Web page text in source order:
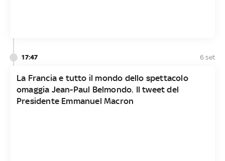
17:47 6 set
La Francia e tutto il mondo dello spettacolo
omaggia Jean-Paul Belmondo. Il tweet del
Presidente Emmanuel Macron